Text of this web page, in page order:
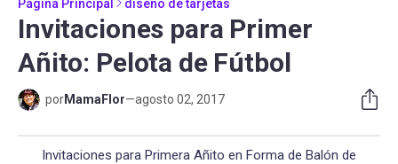
Página Principal diseno de tarjetas
Invitaciones para Primer
Añito: Pelota de Fútbol
porMamaFlor—agosto 02, 2017
Invitaciones para Primera Añito en Forma de Balón de